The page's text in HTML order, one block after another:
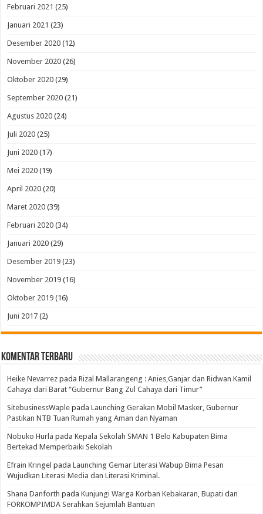
Februari 2021 (25)
Januari 2021 (23)
Desember 2020 (12)
November 2020 (26)
Oktober 2020 (29)
September 2020 (21)
Agustus 2020 (24)
Juli 2020 (25)
Juni 2020 (17)
Mei 2020 (19)
April 2020 (20)
Maret 2020 (39)
Februari 2020 (34)
Januari 2020 (29)
Desember 2019 (23)
November 2019 (16)
Oktober 2019 (16)
Juni 2017 (2)
Komentar Terbaru
Heike Nevarrez padaRizal Mallarangeng : Anies,Ganjar dan Ridwan Kamil
Cahaya dari Barat “Gubernur Bang Zul Cahaya dari Timur”
SitebusinessWaple padaLaunching Gerakan Mobil Masker, Gubernur
Pastikan NTB Tuan Rumah yang Aman dan Nyaman
Nobuko Hurla padaKepala Sekolah SMAN 1 Belo Kabupaten Bima
Bertekad Memperbaiki Sekolah
Efrain Kringel padaLaunching Gemar Literasi Wabup Bima Pesan
Wujudkan Literasi Media dan Literasi Kriminal.
Shana Danforth padaKunjungi Warga Korban Kebakaran, Bupati dan
FORKOMPIMDA Serahkan Sejumlah Bantuan